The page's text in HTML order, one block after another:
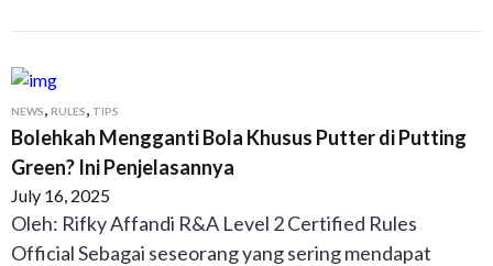
NEWS RULES TIPS
Bolehkah Mengganti Bola Khusus Putter di Putting
Green? Ini Penjelasannya
July 16, 2025
Oleh: Rifky Affandi R&A Level 2 Certified Rules
Official Sebagai seseorang yang sering mendapat